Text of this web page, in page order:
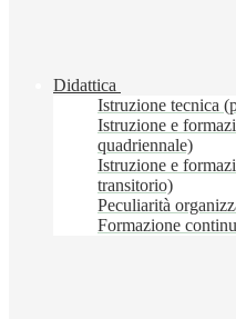
Didattica
Istruzione tecnica
Istruzione e
quadriennale)
Istruzione e
transitorio)
Peculiarità
Formazione